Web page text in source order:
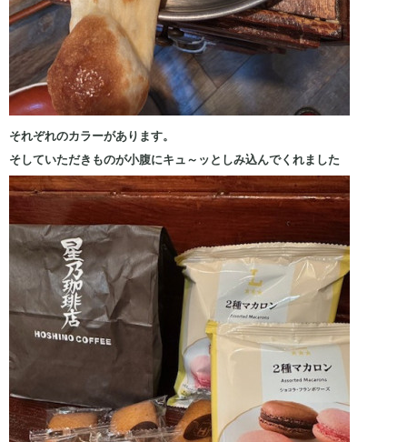
それぞれのカラーがあります。
そしていただきものが小腹にキュ～ッとしみ込んでくれました